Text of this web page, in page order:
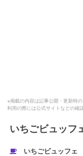
※掲載の内容は記事公開・更新時
利用の際には公式サイトなどの確
いちごビュッフ
いちごビュッフェ